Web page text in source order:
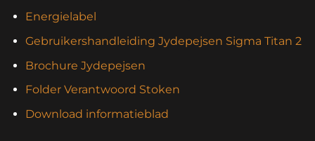
Energielabel
Gebruikershandleiding Jydepejsen Sigma Titan 2
Brochure Jydepejsen
Folder Verantwoord Stoken
Download informatieblad